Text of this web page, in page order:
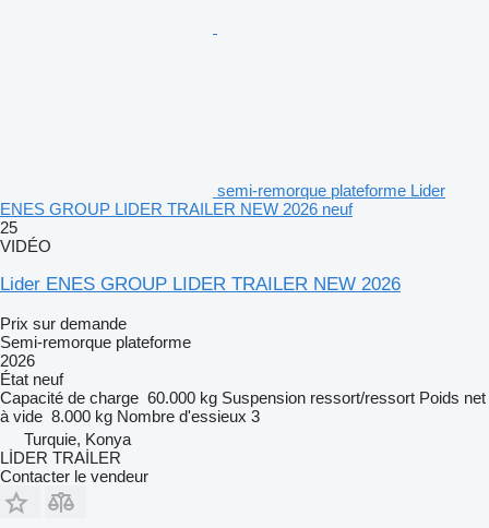
semi-remorque plateforme Lider
ENES GROUP LIDER TRAILER NEW 2026 neuf
25
VIDÉO
Lider ENES GROUP LIDER TRAILER NEW 2026
Prix sur demande
Semi-remorque plateforme
2026
État neuf
Capacité de charge 60.000 kg Suspension ressort/ressort Poids net
à vide 8.000 kg Nombre d'essieux 3
Turquie, Konya
LİDER TRAİLER
Contacter le vendeur